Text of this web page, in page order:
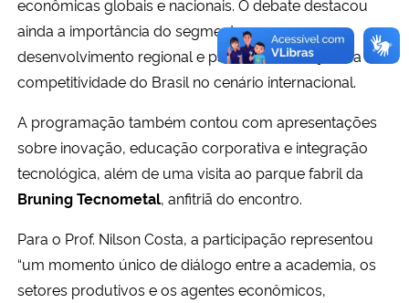
econômicas globais e nacionais. O debate destacou
ainda a importância do segmento para o
desenvolvimento regional e para a manutenção da
competitividade do Brasil no cenário internacional.
A programação também contou com apresentações
sobre inovação, educação corporativa e integração
tecnológica, além de uma visita ao parque fabril da
Bruning Tecnometal, anfitriã do encontro.
Para o Prof. Nilson Costa, a participação representou
“um momento único de diálogo entre a academia, os
setores produtivos e os agentes econômicos,